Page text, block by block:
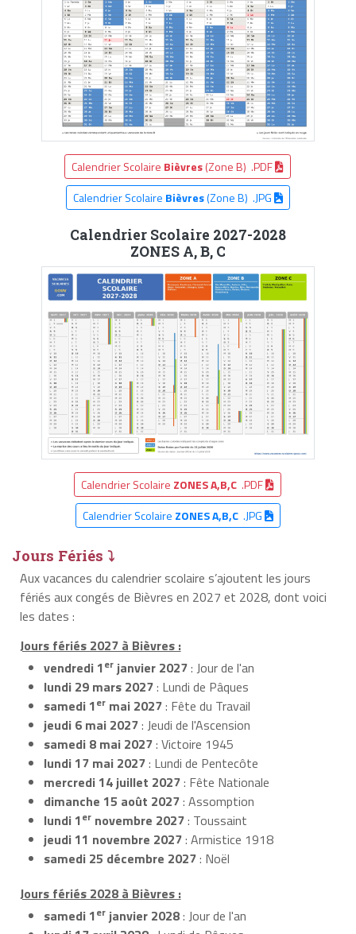
Calendrier Scolaire Bièvres(Zone B) .PDF
Calendrier Scolaire Bièvres(Zone B) .JPG
Calendrier Scolaire 2027-2028
ZONES A, B, C
Calendrier Scolaire ZONES A,B,C .PDF
Calendrier Scolaire ZONES A,B,C.JPG
Jours Fériés ⤵
Aux vacances du calendrier scolaire s’ajoutent les jours
fériés aux congés de Bièvres en 2027 et 2028, dont voici
les dates :
Jours fériés 2027 à Bièvres :
vendredi 1er janvier 2027: Jour de l'an
lundi 29 mars 2027: Lundi de Pâques
samedi 1er mai 2027: Fête du Travail
jeudi 6 mai 2027: Jeudi de l'Ascension
samedi 8 mai 2027: Victoire 1945
lundi 17 mai 2027: Lundi de Pentecôte
mercredi 14 juillet 2027: Fête Nationale
dimanche 15 août 2027: Assomption
lundi 1er novembre 2027: Toussaint
jeudi 11 novembre 2027: Armistice 1918
samedi 25 décembre 2027: Noël
Jours fériés 2028 à Bièvres :
samedi 1er janvier 2028: Jour de l'an